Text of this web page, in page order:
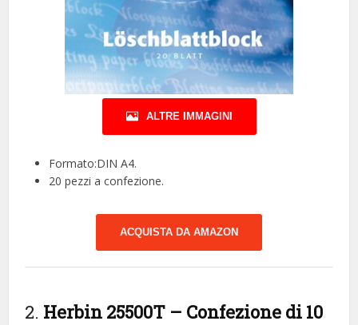
ALTRE IMMAGINI
Formato:DIN A4.
20 pezzi a confezione.
ACQUISTA DA AMAZON
2. Herbin 25500T – Confezione di 10